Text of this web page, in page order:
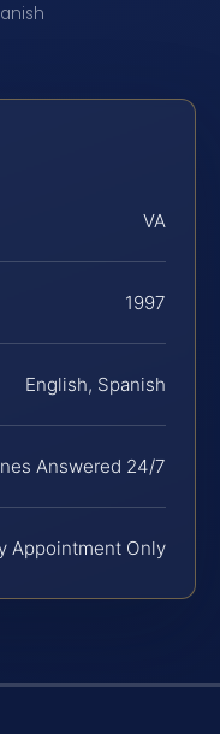
VA
1997
English, Spanish
Answered 24/7
Appointment Only